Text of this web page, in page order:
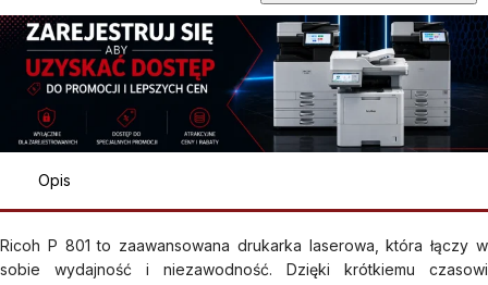
Opis
Ricoh P 801 to zaawansowana drukarka laserowa, która łączy w
sobie wydajność i niezawodność. Dzięki krótkiemu czasowi